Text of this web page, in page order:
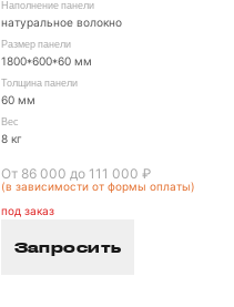
Наполнение панели
натуральное волокно
Размер панели
1800*600*60 мм
Толщина панели
60 мм
Вес
8 кг
От 86 000 до 111 000 ₽
(в зависимости от формы оплаты)
под заказ
Запросить